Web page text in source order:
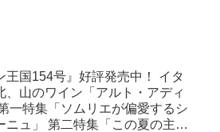
王国154号』好評発売中！ イタ
、山のワイン「アルト・アディ
一特集「ソムリエが偏愛するシ
ニュ」 第二特集「この夏の主